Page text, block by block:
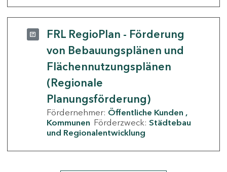
FRL RegioPlan - Förderung
von Bebauungsplänen und
Flächennutzungsplänen
(Regionale
Planungsförderung)
Fördernehmer: Öffentliche Kunden
Kommunen Förderzweck: Städtebau
und Regionalentwicklung